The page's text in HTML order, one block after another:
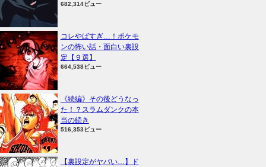
682,314ビュー
コレやばすぎ…！ポケモ
ンの怖い話・面白い裏設
定【９選】
664,538ビュー
《続編》その後どうなっ
た！？スラムダンクの本
当の続き
516,353ビュー
【裏設定がヤバい…】ド